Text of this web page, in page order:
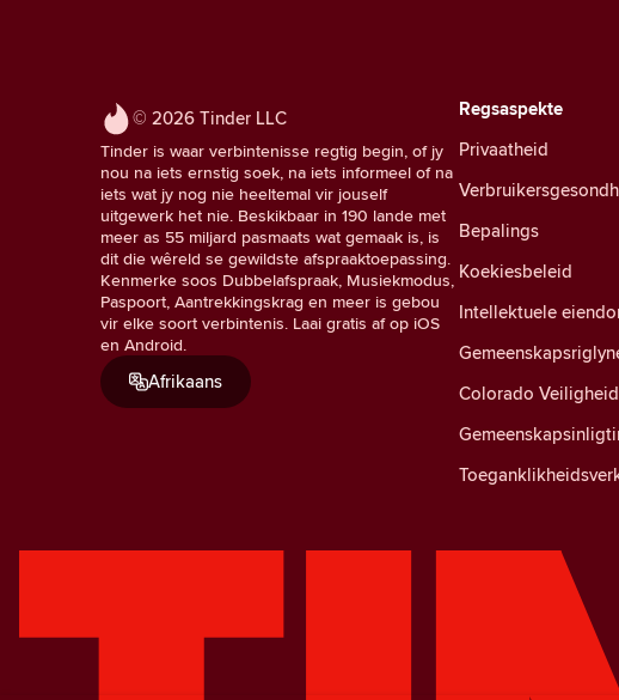
© 2026 Tinder LLC
Tinder is waar verbintenisse regtig begin, of jy
nou na iets ernstig soek, na iets informeel of na
iets wat jy nog nie heeltemal vir jouself
uitgewerk het nie. Beskikbaar in 190 lande met
meer as 55 miljard pasmaats wat gemaak is, is
dit die wêreld se gewildste afspraaktoepassing.
Kenmerke soos Dubbelafspraak, Musiekmodus,
Paspoort, Aantrekkingskrag en meer is gebou
vir elke soort verbintenis. Laai gratis af op iOS
en Android.
Afrikaans
Regsaspekte
Privaatheid
Bepalings
Koekiesbeleid
Intellektuele
Colorado